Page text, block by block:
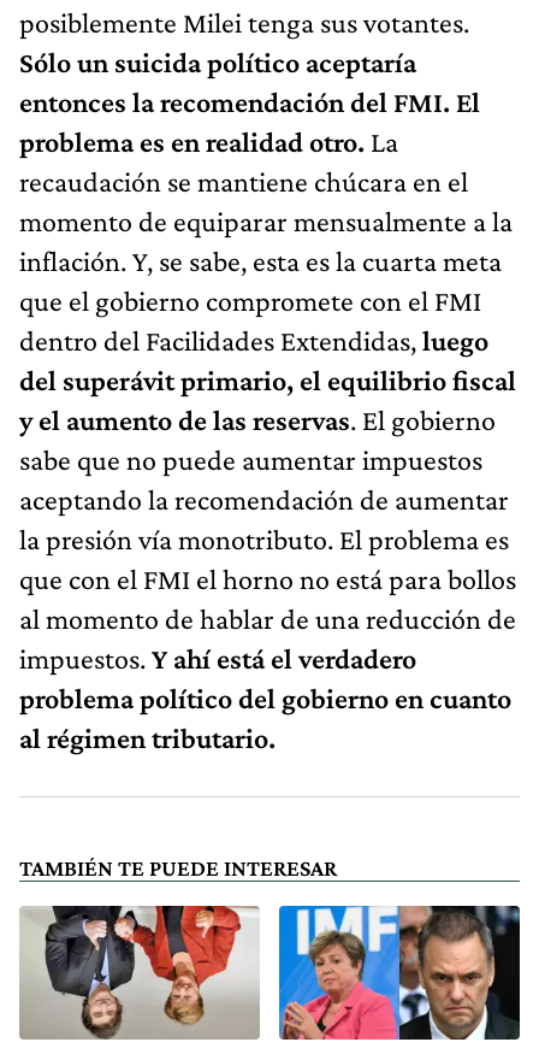
posiblemente Milei tenga sus votantes.
Sólo un suicida político aceptaría
entonces la recomendación del FMI. El
problema es en realidad otro. La
recaudación se mantiene chúcara en el
momento de equiparar mensualmente a la
inflación. Y, se sabe, esta es la cuarta meta
que el gobierno compromete con el FMI
dentro del Facilidades Extendidas,luego
del superávit primario, el equilibrio fiscal
y el aumento de las reservas. El gobierno
sabe que no puede aumentar impuestos
aceptando la recomendación de aumentar
la presión vía monotributo. El problema es
que con el FMI el horno no está para bollos
al momento de hablar de una reducción de
impuestos.Y ahí está el verdadero
problema político del gobierno en cuanto
al régimen tributario.
TAMBIÉN TE PUEDE INTERESAR